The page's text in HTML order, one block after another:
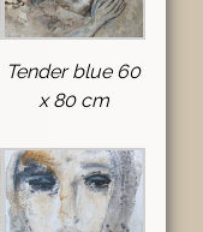
Tender blue 60
x 80 cm